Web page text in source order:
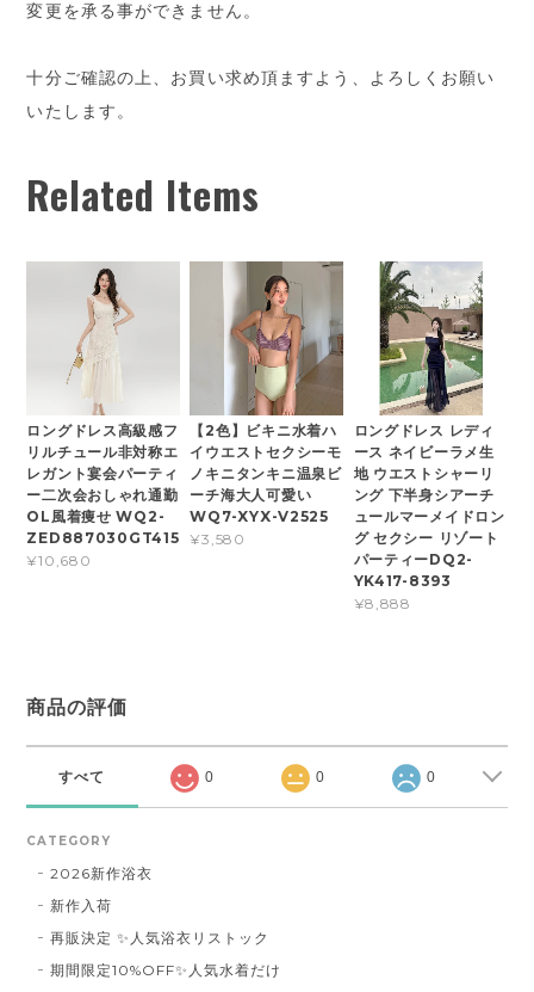
変更を承る事ができません。
十分ご確認の上、お買い求め頂ますよう、よろしくお願い
いたします。
Related Items
ロングドレス高級感フ
リルチュール非対称エ
レガント宴会パーティ
ー二次会おしゃれ通勤
OL風着痩せ WQ2-
ZED887030GT415
¥10,680
【2色】ビキニ水着ハ
イウエストセクシーモ
ノキニタンキニ温泉ビ
ーチ海大人可愛い
WQ7-XYX-V2525
¥3,580
ロングドレス レディ
ース ネイビーラメ生
地 ウエストシャーリ
ング 下半身シアーチ
ュールマーメイドロン
グ セクシー リゾート
パーティーDQ2-
YK417-8393
¥8,888
商品の評価
すべて 0 0 0
CATEGORY
2026新作浴衣
新作入荷
再販決定 ✨人気浴衣リストック
期間限定10%OFF✨人気水着だけ